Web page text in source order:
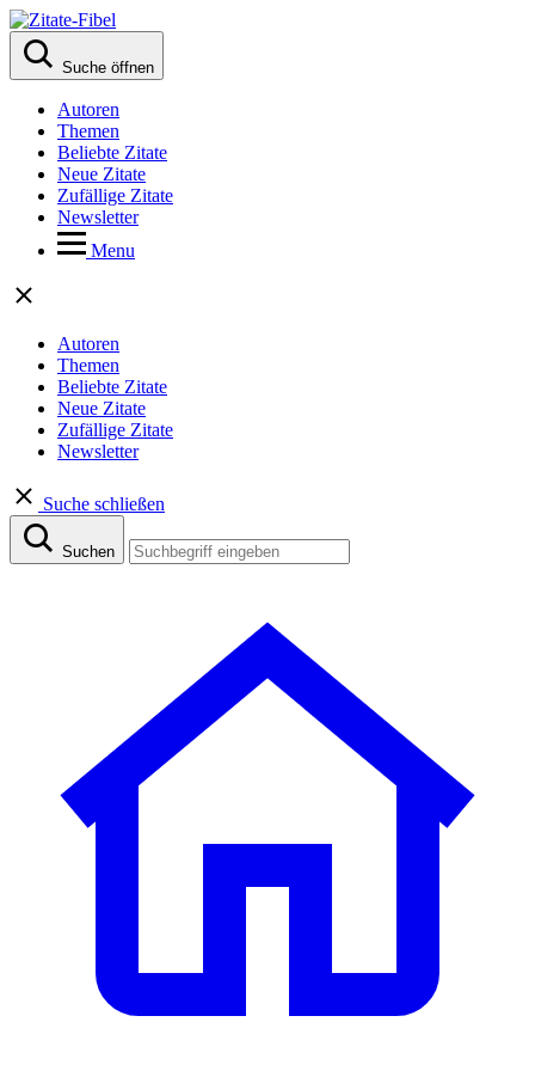
Suche öffnen
Autoren
Themen
Beliebte Zitate
Neue Zitate
Zufällige Zitate
Newsletter
Menu
Autoren
Themen
Beliebte Zitate
Neue Zitate
Zufällige Zitate
Newsletter
Suche schließen
Suchen